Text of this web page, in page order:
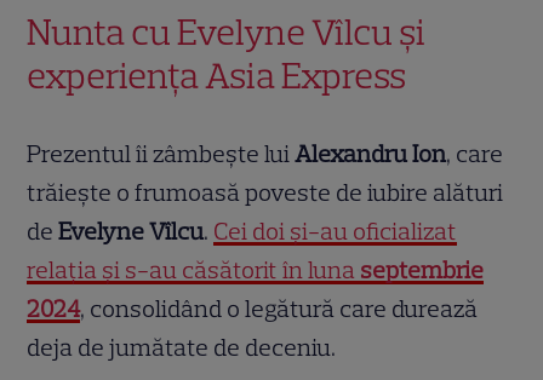
Nunta cu Evelyne Vîlcu și
experiența Asia Express
Prezentul îi zâmbește luiAlexandru Ion, care
trăiește o frumoasă poveste de iubire alături
deEvelyne Vîlcu. Cei doi și-au oficializat
relația și s-au căsătorit în luna septembrie
2024, consolidând o legătură care durează
deja de jumătate de deceniu.